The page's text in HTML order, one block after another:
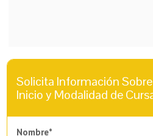
Solicita Información
Inicio y Modalidad de
Nombre*